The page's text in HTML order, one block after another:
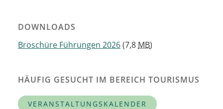
DOWNLOADS
Broschüre Führungen 2026(7,8 MB)
HÄUFIG GESUCHT IM BEREICH TOURISMUS
VERANSTALTUNGSKALENDER